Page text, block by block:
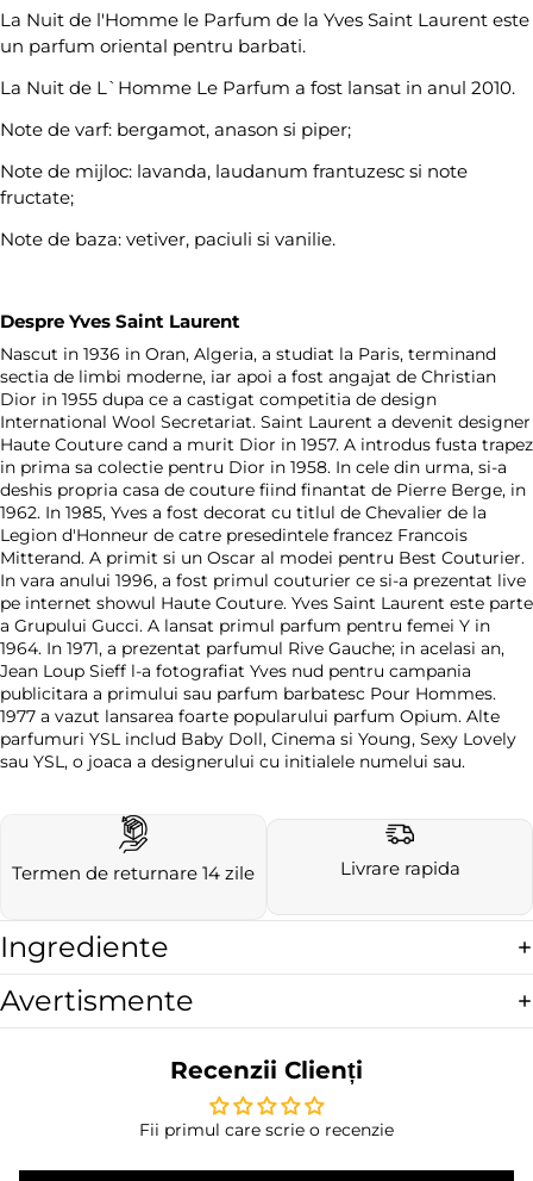
La Nuit de l'Homme le Parfum de la Yves Saint Laurent este
un parfum oriental pentru barbati.
La Nuit de L`Homme Le Parfum a fost lansat in anul 2010.
Note de varf: bergamot, anason si piper;
Note de mijloc: lavanda, laudanum frantuzesc si note
fructate;
Note de baza: vetiver, paciuli si vanilie.
Despre Yves Saint Laurent
Nascut in 1936 in Oran, Algeria, a studiat la Paris, terminand
sectia de limbi moderne, iar apoi a fost angajat de Christian
Dior in 1955 dupa ce a castigat competitia de design
International Wool Secretariat. Saint Laurent a devenit designer
Haute Couture cand a murit Dior in 1957. A introdus fusta trapez
in prima sa colectie pentru Dior in 1958. In cele din urma, si-a
deshis propria casa de couture fiind finantat de Pierre Berge, in
1962. In 1985, Yves a fost decorat cu titlul de Chevalier de la
Legion d'Honneur de catre presedintele francez Francois
Mitterand. A primit si un Oscar al modei pentru Best Couturier.
In vara anului 1996, a fost primul couturier ce si-a prezentat live
pe internet showul Haute Couture. Yves Saint Laurent este parte
a Grupului Gucci. A lansat primul parfum pentru femei Y in
1964. In 1971, a prezentat parfumul Rive Gauche; in acelasi an,
Jean Loup Sieff l-a fotografiat Yves nud pentru campania
publicitara a primului sau parfum barbatesc Pour Hommes.
1977 a vazut lansarea foarte popularului parfum Opium. Alte
parfumuri YSL includ Baby Doll, Cinema si Young, Sexy Lovely
sau YSL, o joaca a designerului cu initialele numelui sau.
Termen de returnare 14 zile Livrare rapida
Ingrediente
Avertismente
Recenzii Clienți
Fii primul care scrie o recenzie